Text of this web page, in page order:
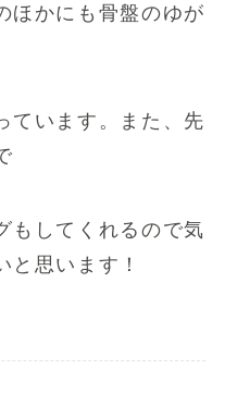
ほかにも骨盤のゆが
ています。また、先
もしてくれるので気
思います！